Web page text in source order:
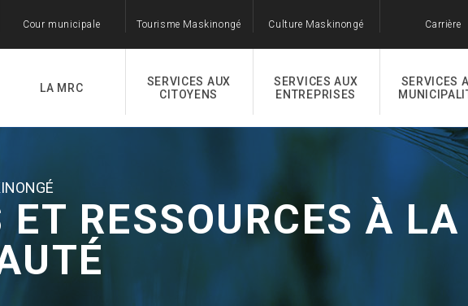
Cour municipale Tourisme Maskinongé Culture Maskinongé Carrière
LA MRC
SERVICES AUX
CITOYENS
SERVICES AUX
ENTREPRISES
SERVICES
ET RESSOURCES À LA